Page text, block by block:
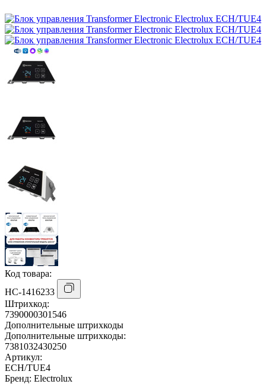
Код товара:
НС-1416233
Штрихкод:
7390000301546
Дополнительные штрихкоды
Дополнительные штрихкоды:
7381032430250
Артикул:
ECH/TUE4
Бренд: Electrolux